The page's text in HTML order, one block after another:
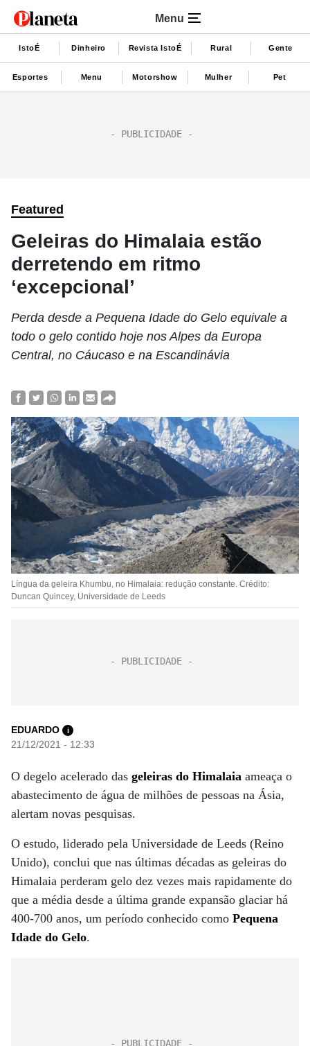
Menu
IstoÉ Dinheiro Revista IstoÉ Rural Gente
Esportes Menu Motorshow Mulher Pet
Featured
Geleiras do Himalaia estão
derretendo em ritmo
‘excepcional’
Perda desde a Pequena Idade do Gelo equivale a
todo o gelo contido hoje nos Alpes da Europa
Central, no Cáucaso e na Escandinávia
Língua da geleira Khumbu, no Himalaia: redução constante. Crédito:
Duncan Quincey, Universidade de Leeds
EDUARDO i
21/12/2021 - 12:33
O degelo acelerado das geleiras do Himalaia ameaça o
abastecimento de água de milhões de pessoas na Ásia,
alertam novas pesquisas.
O estudo, liderado pela Universidade de Leeds (Reino
Unido), conclui que nas últimas décadas as geleiras do
Himalaia perderam gelo dez vezes mais rapidamente do
que a média desde a última grande expansão glaciar há
400-700 anos, um período conhecido como Pequena
Idade do Gelo.